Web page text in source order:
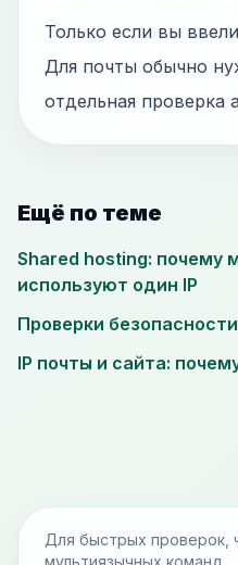
Только если вы
Для почты обычно
отдельная проверка
Ещё по теме
Shared hosting: почему
используют один IP
Проверки
IP почты и сайта:
Для быстрых проверок,
мультиязычных команд.